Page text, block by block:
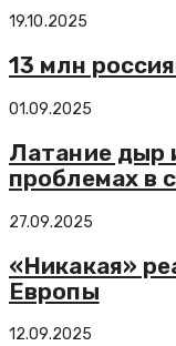
19.10.2025
13 млн
01.09.2025
Латание дыр
проблемах в
27.09.2025
«Никакая»
Европы
12.09.2025